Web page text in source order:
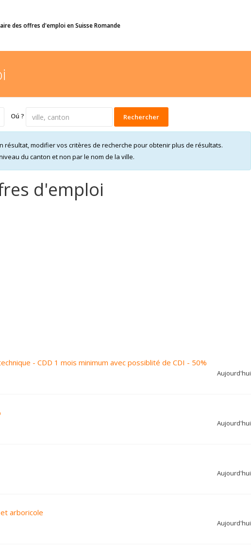
des offres d'emploi en Suisse Romande
Oú ? Rechercher
résultat, modifier vos critères de recherche pour obtenir plus de résultats.
du canton et non par le nom de la ville.
d'emploi
- CDD 1 mois minimum avec possiblité de CDI - 50%
Aujourd'hui
Aujourd'hui
Aujourd'hui
arboricole
Aujourd'hui